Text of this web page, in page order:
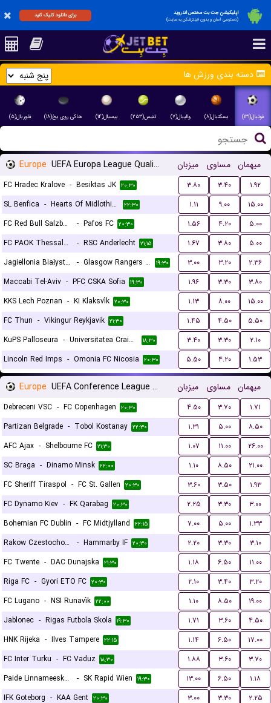
اپلیکیشن جت بت مختص اندروید
(دسترسی آسان و بدون فیلترشکن به سایت)
برای دانلود کلیک کنید
دسته بندی ورزش ها
فوتبال(۱۳۱) بسکتبال(۸) والیبال(۷) تنیس(۲۵۳) بیسبال(۱۴) هاکی روی یخ(۱۸) فلوربال(۵)
Europe UEFA Europa League Qualification میزبان مساوی میهمان
FC Hradec Kralove - Besiktas JK ۲۰:۳۰ ۳.۸۰ ۳.۴۰
۱.۹۲
SL Benfica - Hearts Of Midlothian FC ۲۲:۳۰ ۱.۱۱ ۹.۰۰
۱۵.۰۰
FC Red Bull Salzburg
- Pafos FC ۲۰:۳۰ ۱.۵۶ ۴.۲۰
۵.۰۰
FC PAOK Thessaloniki
- RSC Anderlecht ۲۱:۱۵ ۱.۶۷ ۳.۸۰
۵.۰۰
Jagiellonia Białystok
- Glasgow Rangers FC ۱۹:۳۰ ۳.۰۰ ۳.۲۰
۲.۳۶
Maccabi Tel-Aviv - PFC CSKA Sofia ۱۹:۳۰ ۱.۹۶ ۳.۳۰
۳.۸۰
KKS Lech Poznan - KI Klaksvík ۲۰:۳۰ ۱.۱۳ ۸.۰۰
۱۵.۰۰
FC Thun - Vikingur Reykjavik ۲۱:۳۰ ۱.۴۵ ۴.۵۰
۵.۵۰
KuPS Palloseura - Universitatea Craiova ۱۸:۳۰ ۳.۴۰ ۳.۳۰
۲.۱۰
Lincoln Red Imps - Omonia FC Nicosia ۲۰:۳۰ ۵.۵۰ ۴.۲۰ ۱.۵۳
Europe UEFA Conference League Qualification میزبان مساوی میهمان
Debreceni VSC - FC Copenhagen ۲۰:۳۰ ۴.۵۰ ۳.۷۰
۱.۷۱
Partizan Belgrade - Tobol Kostanay ۲۲:۳۰ ۱.۳۱ ۵.۰۰
۸.۵۰
AFC Ajax - Shelbourne FC ۲۱:۳۰ ۱.۰۷ ۱۱.۰۰
۲۶.۰۰
SC Braga - Dinamo Minsk ۲۲:۰۰ ۱.۱۰ ۸.۵۰
۲۱.۰۰
FC Sheriff Tiraspol - FC St. Gallen ۲۰:۳۰ ۳.۶۰ ۳.۵۰
۱.۹۳
FC Dynamo Kiev - FK Qarabag ۲۰:۳۰ ۲.۲۵ ۳.۳۰
۳.۰۰
Bohemian FC Dublin - FC Midtjylland ۲۲:۱۵ ۷.۰۰ ۵.۰۰
۱.۳۳
Rakow Czestochowa
- Hammarby IF ۲۰:۳۰ ۲.۲۰ ۳.۳۰
۳.۱۰
FC Twente - DAC Dunajska ۲۱:۳۰ ۱.۱۸ ۶.۵۰
۱۱.۰۰
Riga FC - Gyori ETO FC ۲۰:۳۰ ۲.۱۰ ۳.۴۰
۳.۲۰
FC Lugano - NSI Runavík ۲۲:۰۰ ۱.۱۰ ۸.۵۰
۱۹.۰۰
Jablonec - Rigas Futbola Skola ۱۹:۳۰ ۱.۷۱ ۳.۶۰
۴.۵۰
HNK Rijeka - Ilves Tampere ۲۲:۱۵ ۱.۱۴ ۶.۵۰
۱۷.۰۰
FC Inter Turku - FC Vaduz ۱۸:۳۰ ۱.۸۸ ۳.۶۰
۳.۷۰
Paide Linnameeskond
- SK Rapid Wien ۱۹:۳۰ ۱۳.۰۰ ۶.۵۰
۱.۱۸
IFK Goteborg - KAA Gent ۲۰:۳۰ ۳.۰۰ ۳.۳۰
۲.۲۵